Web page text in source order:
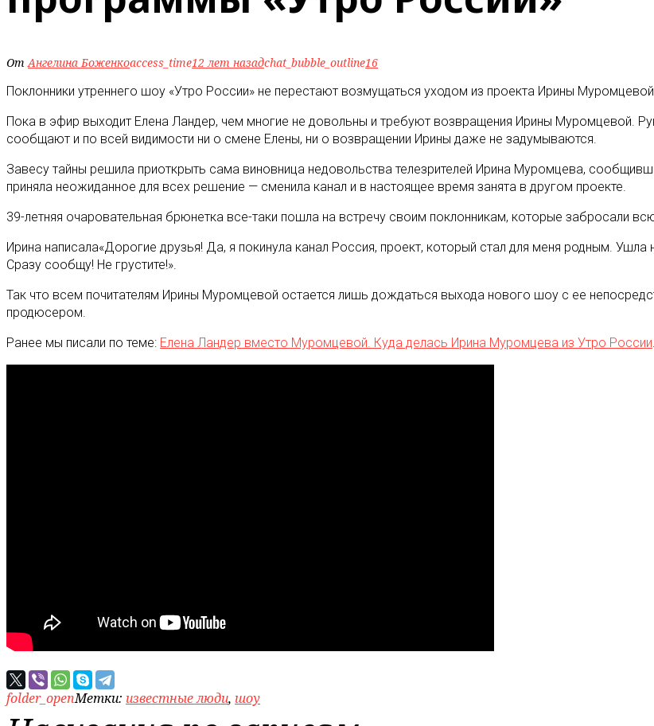
ОтАнгелина Боженкоaccess_time12 лет назадchat_bubble_outline16
Поклонники утреннего шоу «Утро России» не перестают возмущаться уходом из проекта Ирины
Пока в эфир выходит Елена Ландер, чем многие не довольны и требуют возвращения Ирины Муромцевой.
сообщают и по всей видимости ни о смене Елены, ни о возвращении Ирины даже не задумываются.
Завесу тайны решила приоткрыть сама виновница недовольства телезрителей Ирина Муромцева,
приняла неожиданное для всех решение — сменила канал и в настоящее время занята в другом проекте.
39-летняя очаровательная брюнетка все-таки пошла на встречу своим поклонникам, которые забросали
Ирина написала«Дорогие друзья! Да, я покинула канал Россия, проект, который стал для меня родным.
Сразу сообщу! Не грустите!».
Так что всем почитателям Ирины Муромцевой остается лишь дождаться выхода нового шоу с ее
продюсером.
Ранее мы писали по теме: Елена Ландер вместо Муромцевой. Куда делась Ирина Муромцева из Утро России.
folder_openМетки: известные люди, шоу